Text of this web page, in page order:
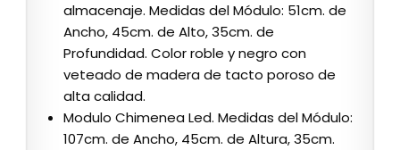
almacenaje. Medidas del Módulo: 51cm. de
Ancho, 45cm. de Alto, 35cm. de
Profundidad. Color roble y negro con
veteado de madera de tacto poroso de
alta calidad.
Modulo Chimenea Led. Medidas del Módulo:
107cm. de Ancho, 45cm. de Altura, 35cm.